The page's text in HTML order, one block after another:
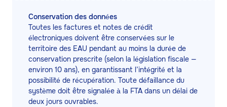
Conservation des données
Toutes les factures et notes de crédit
électroniques doivent être conservées sur le
territoire des EAU pendant au moins la durée de
conservation prescrite (selon la législation fiscale —
environ 10 ans), en garantissant l’intégrité et la
possibilité de récupération. Toute défaillance du
système doit être signalée à la FTA dans un délai de
deux jours ouvrables.